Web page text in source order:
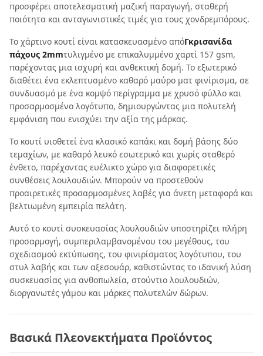
προσφέρει αποτελεσματική μαζική παραγωγή, σταθερή
ποιότητα και ανταγωνιστικές τιμές για τους χονδρεμπόρους.
Το χάρτινο κουτί είναι κατασκευασμένο απόΓκρισανίδα
πάχους 2mmτυλιγμένο με επικαλυμμένο χαρτί 157 gsm,
παρέχοντας μια ισχυρή και ανθεκτική δομή. Το εξωτερικό
διαθέτει ένα εκλεπτυσμένο καθαρό μαύρο ματ φινίρισμα, σε
συνδυασμό με ένα κομψό περίγραμμα με χρυσό φύλλο και
προσαρμοσμένο λογότυπο, δημιουργώντας μια πολυτελή
εμφάνιση που ενισχύει την αξία της μάρκας.
Το κουτί υιοθετεί ένα κλασικό καπάκι και δομή βάσης δύο
τεμαχίων, με καθαρό λευκό εσωτερικό και χωρίς σταθερό
ένθετο, παρέχοντας ευέλικτο χώρο για διαφορετικές
συνθέσεις λουλουδιών. Μπορούν να προστεθούν
προαιρετικές προσαρμοσμένες λαβές για άνετη μεταφορά και
βελτιωμένη εμπειρία πελάτη.
Αυτό το κουτί συσκευασίας λουλουδιών υποστηρίζει πλήρη
προσαρμογή, συμπεριλαμβανομένου του μεγέθους, του
σχεδιασμού εκτύπωσης, του φινιρίσματος λογότυπου, του
στυλ λαβής και των αξεσουάρ, καθιστώντας το ιδανική λύση
συσκευασίας για ανθοπωλεία, στούντιο λουλουδιών,
διοργανωτές γάμου και μάρκες πολυτελών δώρων.
Βασικά Πλεονεκτήματα Προϊόντος